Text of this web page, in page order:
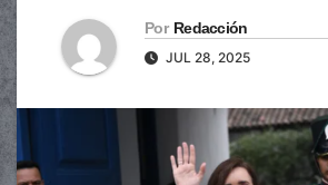
Por Redacción
JUL 28, 2025